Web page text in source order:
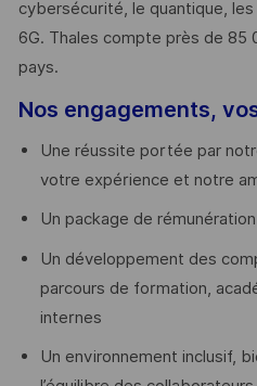
cybersécurité, le quantique,
6G. Thales compte près de 85
pays. ​
Nos engagements,
Une réussite portée par
votre expérience et notre
Un package de
Un développement des
parcours de formation,
internes
Un environnement inclusif,